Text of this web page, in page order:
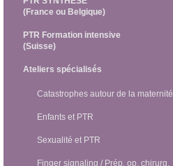
(France ou Belgique)
PTR Formation intensive
(Suisse)
Ateliers spécialisés
Catastrophes autour de la maternité
Enfants et PTR
Sexualité et PTR
Finger signaling / Prép. op. chirurg.